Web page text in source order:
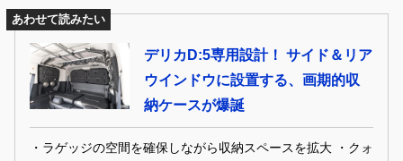
って簡易的なものでもOK！ 今回は「車中泊のすすめ」と題
あわせて読みたい
デリカD:5専用設計！ サイド＆リア
ウインドウに設置する、画期的収
納ケースが爆誕
・ラゲッジの空間を確保しながら収納スペースを拡大 ・クォ